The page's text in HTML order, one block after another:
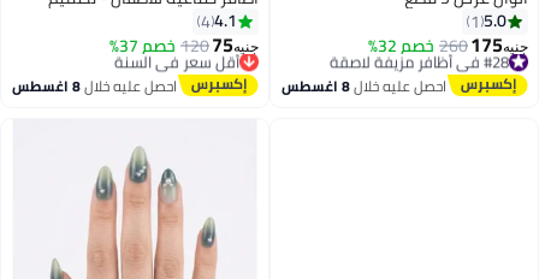
5.0
1
جنيه175
260 خصم 32% #28 في أظافر مزيفة لاصقة
توصيل مجاني
#28 في أظافر مزيفة لاصقة احصل عليه خلال8 اغسطس
مميز لاصق دبل فيس
4.1
4
جنيه75
120 خصم 37%
أقل سعر في السنة
توصيل مجاني
أقل سعر في السنة
احصل عليه خلال8 اغسطس